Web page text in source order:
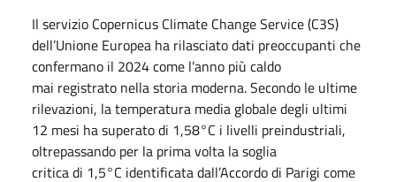
Il servizio Copernicus Climate Change Service (C3S)
dell’Unione Europea ha rilasciato dati preoccupanti che
confermano il 2024 come l’anno più caldo
mai registrato nella storia moderna. Secondo le ultime
rilevazioni, la temperatura media globale degli ultimi
12 mesi ha superato di 1,58°C i livelli preindustriali,
oltrepassando per la prima volta la soglia
critica di 1,5°C identificata dall’Accordo di Parigi come